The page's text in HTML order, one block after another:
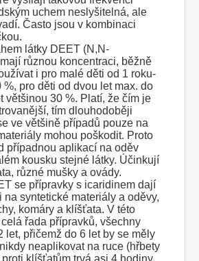
uchem neslyšitelná, ale
Často jsou v kombinaci
látky DEET (N,N-
různou koncentraci, běžně
i pro malé děti od 1 roku-
pro děti od dvou let max. do
většinou 30 %. Platí, že čím je
tím dlouhodoběji
ve většině případů pouze na
mohou poškodit. Proto
případnou aplikací na oděv
kousku stejné látky. Účinkují
různé mušky a ovády.
se přípravky s icaridinem dají
na syntetické materiály a oděvy,
komáry a klíšťata. V této
řada přípravků, všechny
let, přičemž do 6 let by se měly
neaplikovat na ruce (hřbety
klíšťatům trvá asi 4 hodiny,